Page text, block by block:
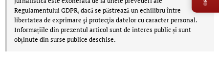
Regulamentului GDPR, dacă se păstrează un echilibru între
libertatea de exprimare şi protecţia datelor cu caracter personal.
Informațiile din prezentul articol sunt de interes public și sunt
obținute din surse publice deschise.